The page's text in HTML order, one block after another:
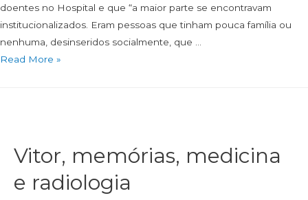
doentes no Hospital e que “a maior parte se encontravam
institucionalizados. Eram pessoas que tinham pouca família ou
nenhuma, desinseridos socialmente, que …
Read More »
Vitor, memórias, medicina
e radiologia